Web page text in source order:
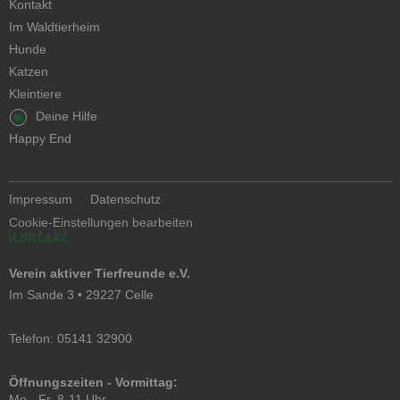
Kontakt
Navigation
überspringen
Im Waldtierheim
Hunde
Katzen
Kleintiere
Navigation
überspringen
Deine Hilfe
Happy End
Navigation
überspringen
Impressum
Datenschutz
Cookie-Einstellungen bearbeiten
Kontakt
Verein aktiver Tierfreunde e.V.
Im Sande 3 • 29227 Celle
Telefon: 05141 32900
Öffnungszeiten - Vormittag: